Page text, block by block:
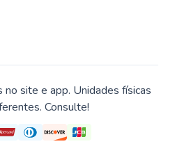
no site e app. Unidades físicas
Consulte!